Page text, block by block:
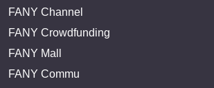
FANY Channel
FANY Crowdfunding
FANY Mall
FANY Commu